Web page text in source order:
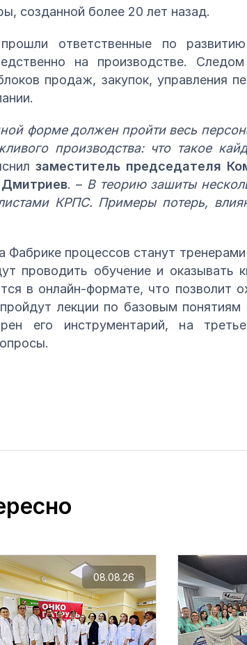
созданной более 20 лет назад.
ответственные по
на производстве.
продаж, закупок, управления
форме должен пройти весь
производства: что такое
заместитель председателя
. – В теорию зашиты
КРПС. Примеры потерь,
процессов станут
проводить обучение и оказывать
в онлайн-формате, что позволит
лекции по базовым
его инструментарий, на
08.08.26